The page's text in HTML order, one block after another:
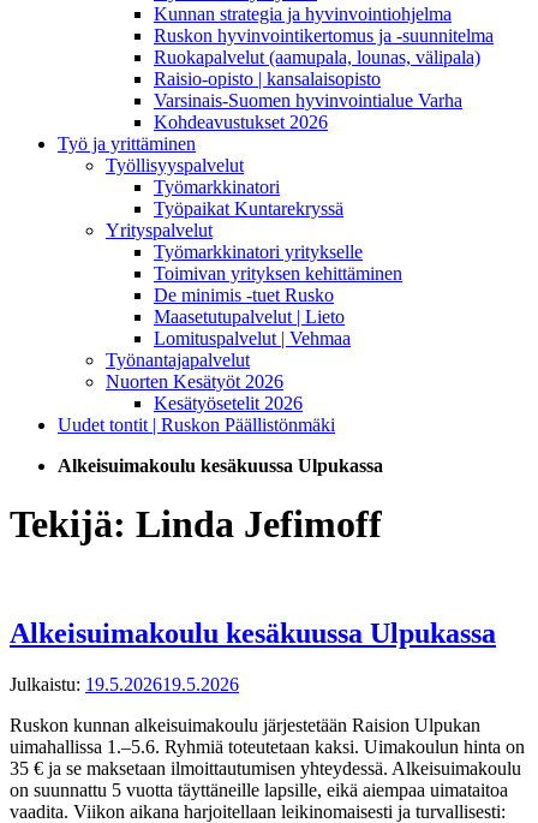
Kunnan strategia ja hyvinvointiohjelma
Ruskon hyvinvointikertomus ja -suunnitelma
Ruokapalvelut (aamupala, lounas, välipala)
Raisio-opisto | kansalaisopisto
Varsinais-Suomen hyvinvointialue Varha
Kohdeavustukset 2026
Työ ja yrittäminen
Työllisyyspalvelut
Työmarkkinatori
Työpaikat Kuntarekryssä
Yrityspalvelut
Työmarkkinatori yritykselle
Toimivan yrityksen kehittäminen
De minimis -tuet Rusko
Maasetutupalvelut | Lieto
Lomituspalvelut | Vehmaa
Työnantajapalvelut
Nuorten Kesätyöt 2026
Kesätyösetelit 2026
Uudet tontit | Ruskon Päällistönmäki
Alkeisuimakoulu kesäkuussa Ulpukassa
Tekijä: Linda Jefimoff
Alkeisuimakoulu kesäkuussa Ulpukassa
Julkaistu: 19.5.202619.5.2026
Ruskon kunnan alkeisuimakoulu järjestetään Raision Ulpukan
uimahallissa 1.–5.6. Ryhmiä toteutetaan kaksi. Uimakoulun hinta on
35 € ja se maksetaan ilmoittautumisen yhteydessä. Alkeisuimakoulu
on suunnattu 5 vuotta täyttäneille lapsille, eikä aiempaa uimataitoa
vaadita. Viikon aikana harjoitellaan leikinomaisesti ja turvallisesti: